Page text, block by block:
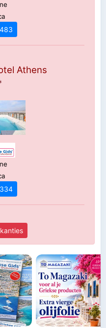
Athens